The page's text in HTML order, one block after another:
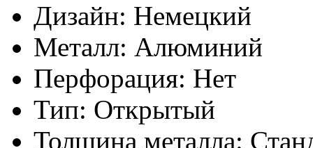
Дизайн: Немецкий
Металл: Алюминий
Перфорация: Нет
Тип: Открытый
Толщина металла: